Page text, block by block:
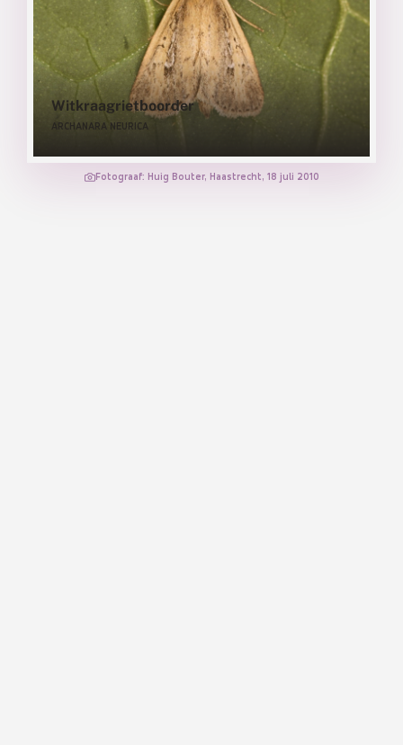
Witkraagrietboorder
ARCHANARA NEURICA
Fotograaf: Huig Bouter, Haastrecht, 18 juli 2010